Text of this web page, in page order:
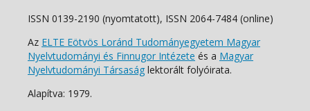
ISSN 0139-2190 (nyomtatott), ISSN 2064-7484 (online)
Az ELTE Eötvös Loránd Tudományegyetem Magyar
Nyelvtudományi és Finnugor Intézete és a Magyar
Nyelvtudományi Társaság lektorált folyóirata.
Alapítva: 1979.